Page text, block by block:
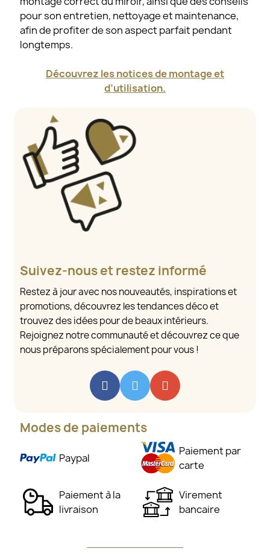
pour son entretien, nettoyage et maintenance,
afin de profiter de son aspect parfait pendant
longtemps.
Découvrez les notices de montage et
d’utilisation.
Suivez-nous et restez informé
Restez à jour avec nos nouveautés, inspirations et
promotions, découvrez les tendances déco et
trouvez des idées pour de beaux intérieurs.
Rejoignez notre communauté et découvrez ce que
nous préparons spécialement pour vous !
Modes de paiements
Paypal
Paiement par
carte
Paiement à la
livraison
Virement
bancaire